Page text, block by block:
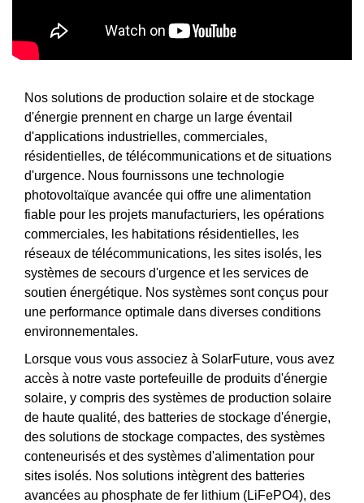
Nos solutions de production solaire et de stockage
d'énergie prennent en charge un large éventail
d'applications industrielles, commerciales,
résidentielles, de télécommunications et de situations
d'urgence. Nous fournissons une technologie
photovoltaïque avancée qui offre une alimentation
fiable pour les projets manufacturiers, les opérations
commerciales, les habitations résidentielles, les
réseaux de télécommunications, les sites isolés, les
systèmes de secours d'urgence et les services de
soutien énergétique. Nos systèmes sont conçus pour
une performance optimale dans diverses conditions
environnementales.
Lorsque vous vous associez à SolarFuture, vous avez
accès à notre vaste portefeuille de produits d'énergie
solaire, y compris des systèmes de production solaire
de haute qualité, des batteries de stockage d'énergie,
des solutions de stockage compactes, des systèmes
conteneurisés et des systèmes d'alimentation pour
sites isolés. Nos solutions intègrent des batteries
avancées au phosphate de fer lithium (LiFePO4), des